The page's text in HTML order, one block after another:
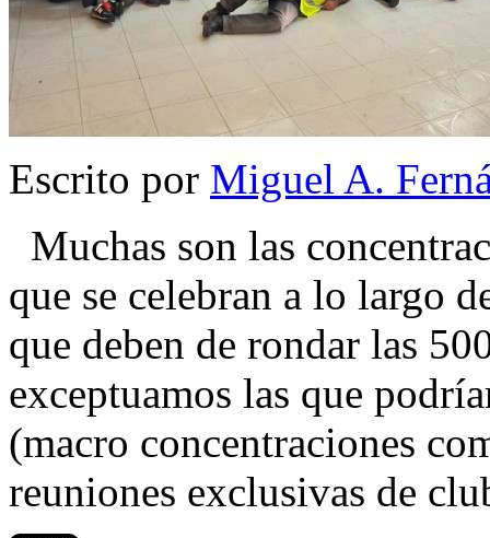
Escrito por Miguel A.
Muchas son las
que se celebran a lo largo
que deben de rondar las
exceptuamos las que
(macro concentraciones
reuniones exclusivas de